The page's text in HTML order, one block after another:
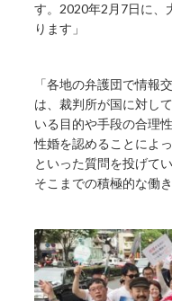
す。2020年2月7日に、
ります」
「各地の弁護団で情報
は、裁判所が国に対し
いる目的や手段の合理
性婚を認めることによ
といった質問を投げて
そこまでの積極的な働